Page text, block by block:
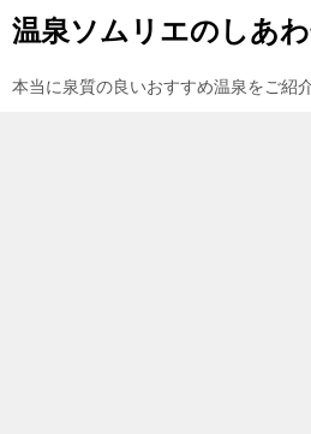
温泉ソムリエのしあ
本当に泉質の良いおすすめ温泉をご紹介